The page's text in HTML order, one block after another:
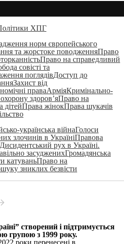
ХПГ
норм європейського
та жорстоке поводженняПраво
Право на справедливий
совісті та
поглядівДоступ до
Захист від
праваАрміяКримінально-
здоров’яПраво на
дітейПрава жінокПрава шукачів
українська війнаГолоси
злочинів в УкраїніПравова
Дисидентський рух в Україні.
засудженихГромадянська
катуваньПраво на
зниклих безвісти
створений і підтримується
групою з 1999 року.
роки перенесені в